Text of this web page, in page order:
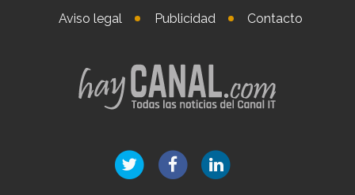
Aviso legal Publicidad Contacto